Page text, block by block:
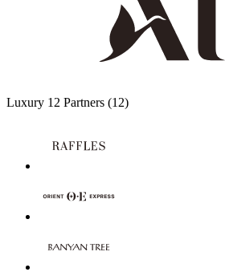
Luxury 12 Partners (12)